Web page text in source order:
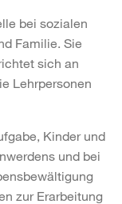
bei sozialen
Familie. Sie
sich an
Lehrpersonen
Kinder und
und bei
zur Erarbeitung